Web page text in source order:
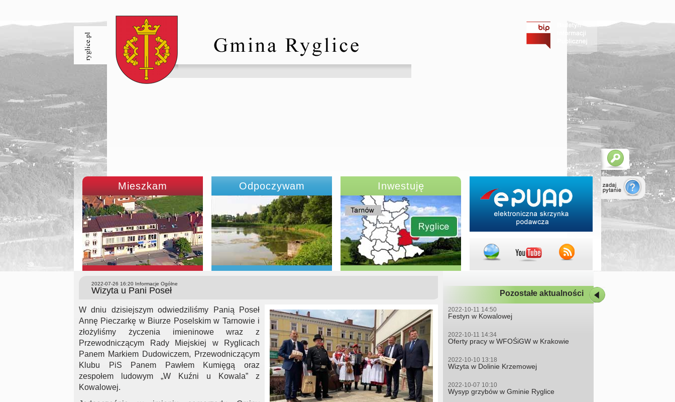
Mieszkam Odpoczywam Inwestuję
2022-07-26 16:20 Informacje Ogólne
Wizyta u Pani Poseł
W dniu dzisiejszym odwiedziliśmy Panią Poseł
Annę Pieczarkę w Biurze Poselskim w Tarnowie i
złożyliśmy życzenia imieninowe wraz z
Przewodniczącym Rady Miejskiej w Ryglicach
Panem Markiem Dudowiczem, Przewodniczącym
Klubu PiS Panem Pawłem Kumięgą oraz
zespołem ludowym „W Kuźni u Kowala” z
Kowalowej.
Pozostałe aktualności
2022-10-11 14:50
Festyn w Kowalowej
2022-10-11 14:34
Oferty pracy w WFOŚiGW w Krakowie
2022-10-10 13:18
Wizyta w Dolinie Krzemowej
2022-10-07 10:10
Wysyp grzybów w Gminie Ryglice